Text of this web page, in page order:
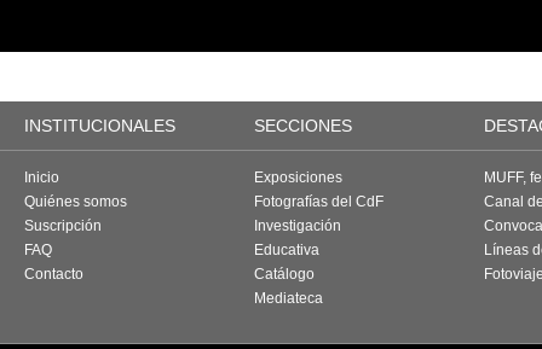
INSTITUCIONALES SECCIONES
Inicio
Quiénes somos
Suscripción
FAQ
Contacto
Exposiciones
Fotografías del CdF
Investigación
Educativa
Catálogo
Mediateca
MUFF,
Canal
Líneas